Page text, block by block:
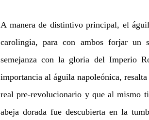
A manera de distintivo principal, el
carolingia, para con ambos forjar un
semejanza con la gloria del Imperio
importancia al águila napoleónica,
real pre-revolucionario y que al mismo
abeja dorada fue descubierta en la